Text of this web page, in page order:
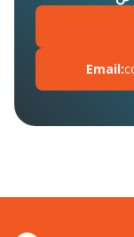
Email: